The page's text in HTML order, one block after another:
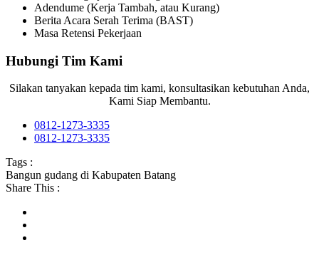
Adendume (Kerja Tambah, atau Kurang)
Berita Acara Serah Terima (BAST)
Masa Retensi Pekerjaan
Hubungi Tim Kami
Silakan tanyakan kepada tim kami, konsultasikan kebutuhan Anda,
Kami Siap Membantu.
0812-1273-3335
0812-1273-3335
Tags :
Bangun gudang di Kabupaten Batang
Share This :